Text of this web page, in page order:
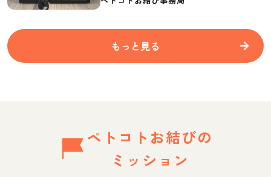
もっと見る
ペトコトお結びの
ミッション